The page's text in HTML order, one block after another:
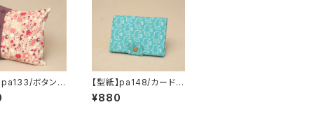
pa133/ボタンの
ンカバー
【型紙】pa148/カードケ
ース【2】
¥880